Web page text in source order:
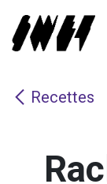
Se rendre au
Recettes